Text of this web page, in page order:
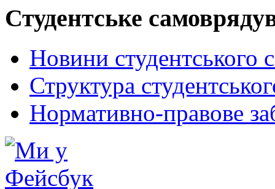
Студентське
Новини студентського
Структура
Нормативно-правове